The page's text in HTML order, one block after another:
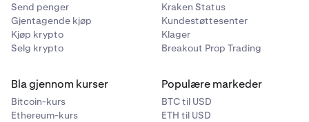
Send penger
Gjentagende kjøp
Kjøp krypto
Selg krypto
Kraken Status
Kundestøttesenter
Klager
Breakout Prop Trading
Bla gjennom kurser
Bitcoin-kurs
Ethereum-kurs
Populære markeder
BTC til USD
ETH til USD